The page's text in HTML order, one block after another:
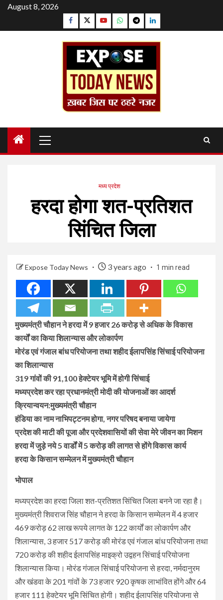
Skip
content
August 8, 2026
Facebook
TwitterYouTubeWhatsapp
TelegramLinkedin
Menu
मध्य प्रदेश
हरदा होगा शत-प्रतिशत
सिंचित जिला
Expose Today News 3 years ago 1 min read
मुख्यमंत्री चौहान ने हरदा में 9 हजार 26 करोड़ से अधिक के विकास
कार्यों का किया शिलान्यास और लोकार्पण
मोरंड एवं गंजाल बांध परियोजना तथा शहीद ईलापसिंह सिंचाई परियोजना
का शिलान्यास
319 गांवों की 91,100 हेक्टेयर भूमि में होगी सिंचाई
मध्यप्रदेश कर रहा प्रधानमंत्री मोदी की योजनाओं का आदर्श
क्रियान्वयन:मुख्यमंत्री चौहान
हंडिया का नाम नाभिपट्टनम होगा, नगर परिषद बनाया जायेगा
प्रदेश की माटी की पूजा और प्रदेशवासियों की सेवा मेरे जीवन का मिशन
हरदा में जुड़े नये 5 वार्डों में 5 करोड़ की लागत से होंगे विकास कार्य
हरदा के किसान सम्मेलन में मुख्यमंत्री चौहान
भोपाल
मध्यप्रदेश का हरदा जिला शत-प्रतिशत सिंचित जिला बनने जा रहा है।
मुख्यमंत्री शिवराज सिंह चौहान ने हरदा के किसान सम्मेलन में 4 हजार
469 करोड़ 62 लाख रूपये लागत के 122 कार्यों का लोकार्पण और
शिलान्यास, 3 हजार 517 करोड़ की मोरंड एवं गंजाल बांध परियोजना तथा
720 करोड़ की शहीद ईलापसिंह माइक्रो उद्वहन सिंचाई परियोजना
शिलान्यास किया। मोरंड गंजाल सिंचाई परियोजना से हरदा, नर्मदानुरम
और खंडवा के 201 गांवों के 73 हजार 920 कृषक लाभांवित होंगे और 64
हजार 111 हेक्टेयर भूमि सिंचित होगी। शहीद ईलापसिंह परियोजना से